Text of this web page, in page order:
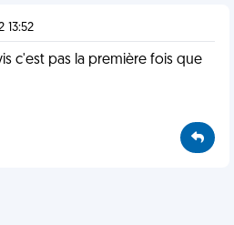
13:52
c'est pas la première fois que